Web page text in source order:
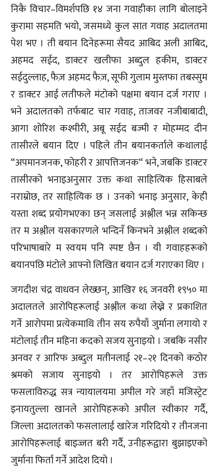
निकै विचार–विमर्शपछि १४ जना गवाहीका लागि बोलाइने
कुरामा सहमति भयो, जसमध्ये कुल सात गवाह अदालतमा
पेश भए । ती बयान दिनेहरूमा सैयद आबिद अली आबिद,
अहमद सईद, डाक्टर खलीफा अब्दुल हकीम, डाक्टर
सईदुल्लाह, फैज़ अहमद फैज़, सूफी गुलाम मुस्तफा तबस्सुम
र डाक्टर आई लतीफले मंटोको पक्षमा बयान दर्ज गराए ।
भने अदालतको तर्फबाट चार गवाह, ताजवर नजीबाबादी,
आगा शोरिश कश्मीरी, अबू सईद बज्मी र मोहम्मद दीन
तासीरले बयान दिए । पहिले तीन बयानकर्ताले कथालाई
“अपमानजनक, फोहरी र आपत्तिजनक“ भने, जबकि डाक्टर
तासीरको भनाइअनुसार उक्त कथा साहित्यिक हिसाबले
नराम्रोछ, तर साहित्यिक छ । उनको भनाइ अनुसार, केही
यस्ता शब्द प्रयोगभएका छन् जसलाई अश्लील भन्न सकिन्छ
तर म अश्लील यसकारणले भन्दिनँ किनभने अश्लील शब्दको
परिभाषाबारे म स्वयम पनि स्पष्ट छैन । यी गवाहहरूको
बयानपछि मंटोले आफ्नो लिखित बयान दर्ज गराएका थिए ।
जगदीश चंद्र वाधवन लेख्छन्, आखिर १६ जनवरी १९५० मा
अदालतले आरोपिहरूलाई अश्लील कथा लेख्ने र प्रकाशित
गर्ने आरोपमा प्रत्येकमाथि तीन सय रुपैयाँ जुर्माना लगायो र
मंटोलाई तीन महिना कदको सजय सुनाइयो । जबकि नसीर
अनवर र आरिफ अब्दुल मतीनलाई २१–२१ दिनको कठोर
श्रमको सजाय सुनाइयो । तर आरोपिहरूले उक्त
फसलाविरुद्ध सत्र न्यायालयमा अपील गरे जहाँ मजिस्ट्रेट
इनायतुल्ला खानले आरोपिहरूको अपील स्वीकार गर्दै,
जिल्ला अदालतको फसलालाई खारेज गरिदियो र तीनजना
आरोपिहरूलाई बाइज्जत बरी गर्दै, उनीहरूद्वारा बुझाइएको
जुर्माना फिर्ता गर्ने आदेश दियो ।